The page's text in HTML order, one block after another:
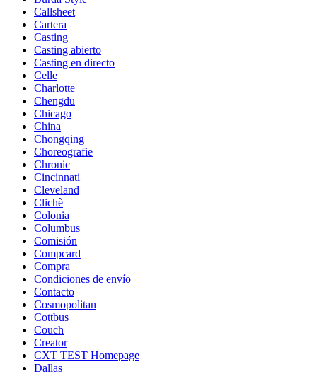
Callsheet
Cartera
Casting
Casting abierto
Casting en directo
Celle
Charlotte
Chengdu
Chicago
China
Chongqing
Choreografie
Chronic
Cincinnati
Cleveland
Clichè
Colonia
Columbus
Comisión
Compcard
Compra
Condiciones de envío
Contacto
Cosmopolitan
Cottbus
Couch
Creator
CXT TEST Homepage
Dallas